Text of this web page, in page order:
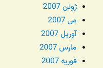
ژوئن 2007
می 2007
آوریل 2007
مارس 2007
فوریه 2007